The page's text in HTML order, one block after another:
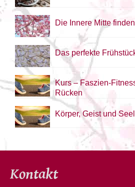
Die Innere Mitte finden
Das perfekte
Kurs – Faszien-
Rücken
Körper, Geist und
Kontakt